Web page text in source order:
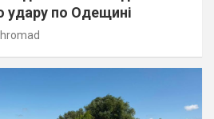
удару по Одещині